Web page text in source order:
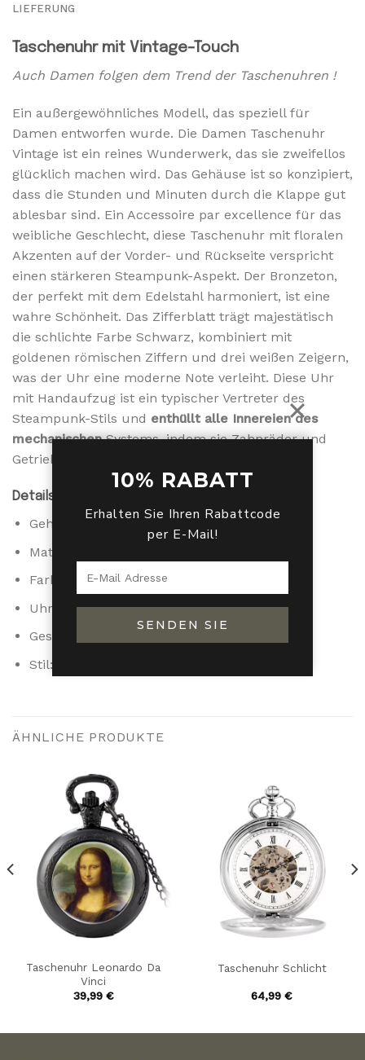
LIEFERUNG
Taschenuhr mit Vintage-Touch
Auch Damen folgen dem Trend der Taschenuhren !
Ein außergewöhnliches Modell, das speziell für
Damen entworfen wurde. Die Damen Taschenuhr
Vintage ist ein reines Wunderwerk, das sie zweifellos
glücklich machen wird. Das Gehäuse ist so konzipiert,
dass die Stunden und Minuten durch die Klappe gut
ablesbar sind. Ein Accessoire par excellence für das
weibliche Geschlecht, diese Taschenuhr mit floralen
Akzenten auf der Vorder- und Rückseite verspricht
einen stärkeren Steampunk-Aspekt. Der Bronzeton,
der perfekt mit dem Edelstahl harmoniert, ist eine
wahre Schönheit. Das Zifferblatt trägt majestätisch
die schlichte Farbe Schwarz, kombiniert mit
goldenen römischen Ziffern und drei weißen Zeigern,
was der Uhr eine moderne Note verleiht. Diese Uhr
mit Handaufzug ist ein typischer Vertreter des
Steampunk-Stils und enthüllt alle Innereien des
mechanischenSystems, indem sie Zahnräder und
Getriebe zeigt.
Details zum Produkt :
Gehäuse-Designmaterial: Edelstahl
Material des Zifferblattfensters: Acrylglas
Farbe: bronzefarben
Uhrwerk: Handaufzug
Geschlecht: Unisex
Stil: antik
ÄHNLICHE PRODUKTE
Taschenuhr Leonardo Da
Vinci
39,99 €
Taschenuhr Schlicht
64,99 €
10% RABATT
Erhalten Sie Ihren Rabattcode
per E-Mail!
SENDEN SIE